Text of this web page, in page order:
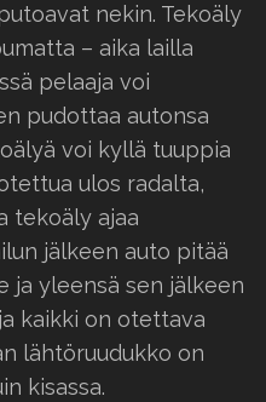
nekin. Tekoäly
– aika lailla
pelaaja voi
pudottaa autonsa
voi kyllä tuuppia
ulos radalta,
tekoäly ajaa
jälkeen auto pitää
ja yleensä sen jälkeen
kaikki on otettava
lähtöruudukko on
kisassa.